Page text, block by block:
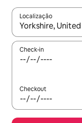
Localização
Quando os
Check-in
Checkout